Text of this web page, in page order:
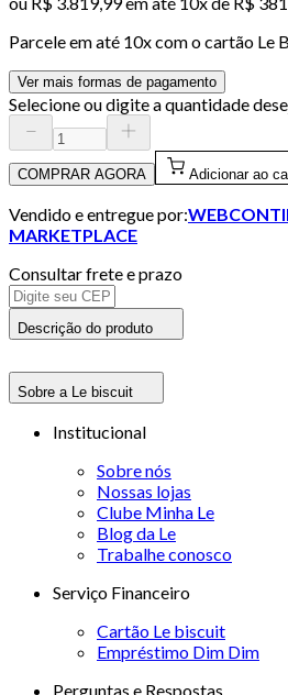
Parcele em até 10x com o cartão Le
Ver mais formas de pagamento
Selecione ou digite a quantidade
COMPRAR AGORA Adicionar ao
Vendido e entregue por:
MARKETPLACE
Consultar frete e prazo
Descrição do produto
Sobre a Le biscuit
Institucional
Sobre nós
Nossas lojas
Clube Minha Le
Blog da Le
Trabalhe conosco
Serviço Financeiro
Cartão Le biscuit
Empréstimo Dim Dim
Perguntas e Respostas